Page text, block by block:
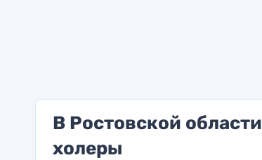
В Ростовской
холеры